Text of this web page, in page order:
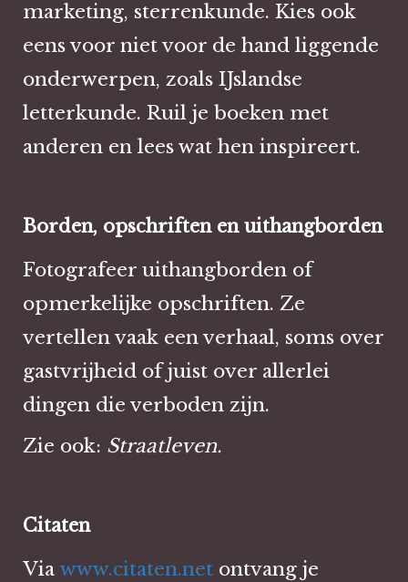
marketing, sterrenkunde. Kies ook
eens voor niet voor de hand liggende
onderwerpen, zoals IJslandse
letterkunde. Ruil je boeken met
anderen en lees wat hen inspireert.
Borden, opschriften en uithangborden
Fotografeer uithangborden of
opmerkelijke opschriften. Ze
vertellen vaak een verhaal, soms over
gastvrijheid of juist over allerlei
dingen die verboden zijn.
Zie ook: Straatleven.
Citaten
Via www.citaten.net ontvang je